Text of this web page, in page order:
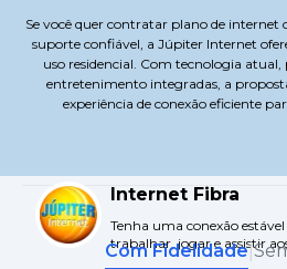
Se você quer contratar plano de internet
suporte confiável, a Júpiter Internet
uso residencial. Com tecnologia atual,
entretenimento integradas, a
experiência de conexão eficiente
Internet Fibra
Tenha uma conexão
trabalhar, jogar e assistir
Com Fidelidade|